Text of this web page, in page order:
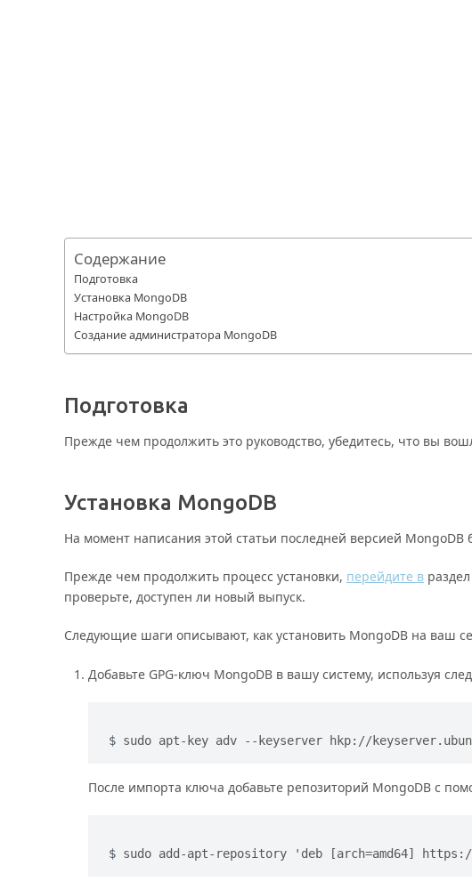
Содержание
Подготовка
Установка MongoDB
Настройка MongoDB
Создание администратора MongoDB
Подготовка
Прежде чем продолжить это руководство, убедитесь, что вы
Установка MongoDB
На момент написания этой статьи последней версией MongoDB
Прежде чем продолжить процесс установки, перейдите в
проверьте, доступен ли новый выпуск.
Следующие шаги описывают, как установить MongoDB на ваш
Добавьте GPG-ключ MongoDB в вашу систему, используя
sudo apt-key adv --keyserver hkp://
После импорта ключа добавьте репозиторий MongoDB с
sudo add-apt-repository 'deb [arch=amd64]